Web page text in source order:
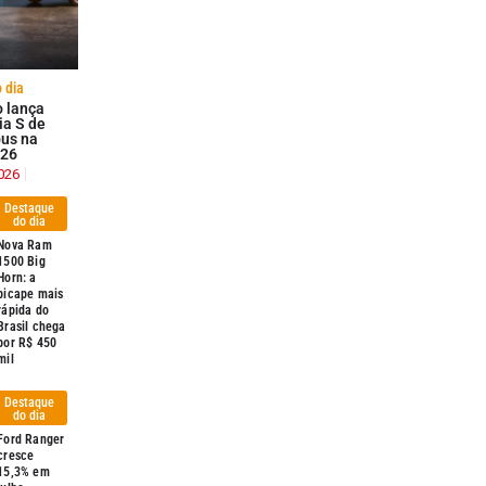
dia
lança
S de
na
Destaque
do dia
Ram
Big
a
mais
do
chega
R$ 450
Destaque
do dia
Ranger
em